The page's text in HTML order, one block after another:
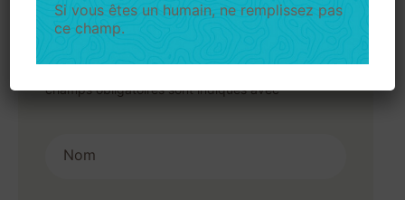
Ajouter un avis
champs obligatoires sont indiqués avec*
Nom
Si vous êtes un humain, ne remplissez pas
ce champ.